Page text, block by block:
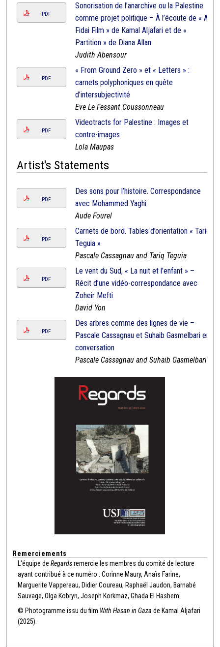
PDF
Sonorisation de l’anarchive ou la Palestine
comme projet politique – À l’écoute de « A
Fidai Film » de Kamal Aljafari et de «
Partition » de Diana Allan
Judith Abensour
PDF
« From Ground Zero » et « Letters » :
carnets polyphoniques en quête
d’intersubjectivité
Eve Le Fessant Coussonneau
PDF
Videotracts for Palestine : Images et
contre-images
Lola Maupas
Artist's Statements
PDF
Des sons pour l’histoire. Correspondance
avec Mohammed Yaghi
Aude Fourel
PDF
Carnets de bord. Tables d’orientation « Tariq
Teguia »
Pascale Cassagnau and Tariq Teguia
PDF
Le vent du Sud, « La nuit et l’enfant » –
Récit d’une vidéo-correspondance avec
Zoheir Mefti
David Yon
PDF
Des arbres comme des lignes de vie –
Pascale Cassagnau et Suhaib Gasmelbari en
conversation
Pascale Cassagnau and Suhaib Gasmelbari
Remerciements
L'équipe deRegardsremercie les membres du comité de lecture
ayant contribué à ce numéro : Corinne Maury, Anaïs Farine,
Marguerite Vappereau, Didier Coureau, Raphaël Jaudon, Barnabé
Sauvage, Olga Kobryn, Joseph Korkmaz, Ghada El Hashem.
© Photogramme issu du film With Hasan in Gaza de Kamal Aljafari
(2025).